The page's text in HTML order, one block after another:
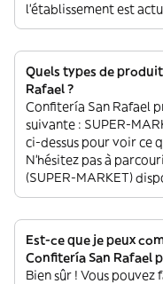
l'établissement est
Quels types de
Rafael ?
Confitería San Rafael
suivante : SUPER-
ci-dessus pour voir ce
N'hésitez pas à
(SUPER-MARKET)
Est-ce que je peux
Confitería San Rafael
Bien sûr ! Vous